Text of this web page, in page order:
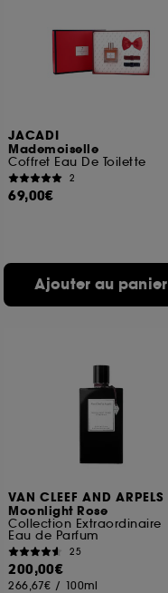
JACADI
Mademoiselle
Coffret Eau De Toilette
2
69,00€
Ajouter au panier
VAN CLEEF AND ARPELS
Moonlight Rose
Collection Extraordinaire
Eau de Parfum
25
200,00€
266,67€ / 100ml